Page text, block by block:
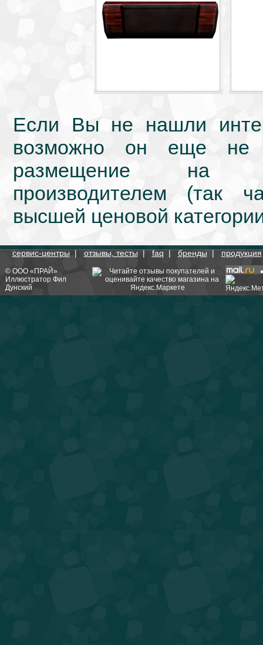
Если Вы не нашли
возможно он еще не
размещение на
производителем (так
высшей ценовой
сервис-центры|отзывы, тесты|faq|бренды|продукция
© ООО «ПРАЙ»
Иллюстратор Фил
Дунский